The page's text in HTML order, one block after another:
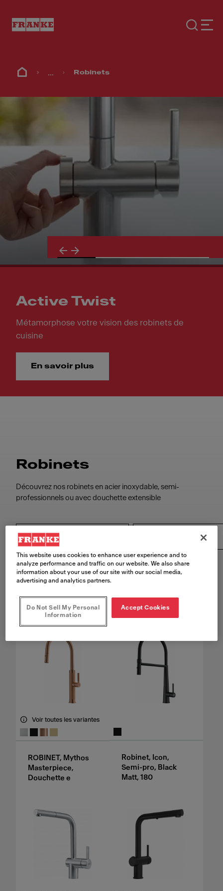
... Robinets
Active Twist
Métamorphose votre vision des robinets de
cuisine
En savoir plus
Robinets
Découvrez nos robinets en acier inoxydable, semi-
professionnels ou avec douchette extensible
Famille de produits
Réinitialisez tous les filtres
70Produits trouvés
Voir toutes les variantes
ROBINET, Mythos
Masterpiece,
Douchette e
Robinet, Icon,
Semi-pro, Black
Matt, 180
This website uses cookies to enhance user experience and to
analyze performance and traffic on our website. We also share
information about your use of our site with our social media,
advertising and analytics partners.
Do Not Sell My Personal
Information
Accept Cookies